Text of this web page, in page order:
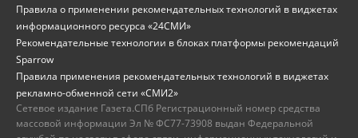
Правила о применении рекомендательных технологий в виджетах
информационного ресурса «24СМИ»
Рекомендательные технологии в блоках платформы рекомендаций
Sparrow
Правила применения рекомендательных технологий в виджетах
рекламно-обменной сети «СМИ2»
Сетевое издание Газета.СПб Регистрационный номер средства
массовой информации Эл № ФС77-73908 выдан Федеральной